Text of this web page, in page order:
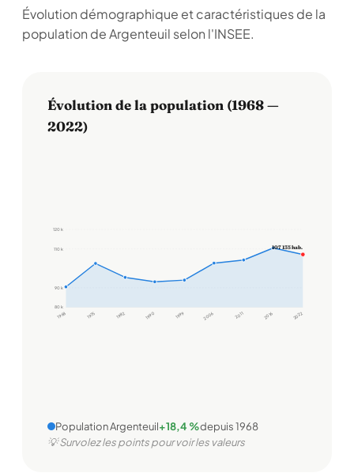
Évolution démographique et caractéristiques de la
population de Argenteuil selon l'INSEE.
Évolution de la population (1968 —
2022)
80 k
90 k
110 k
120 k
1968 1975 1982 1990 1999 2006 2011 2016 2022
107 135 hab.
Population Argenteuil+18,4 %depuis 1968
💡 Survolez les points pour voir les valeurs